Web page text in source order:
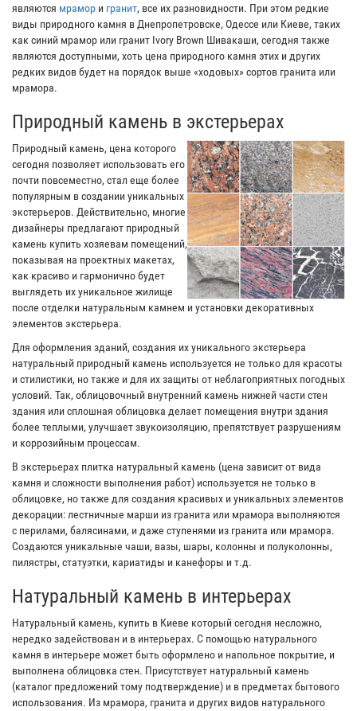
являются мрамор и гранит, все их разновидности. При этом редкие
виды природного камня в Днепропетровске, Одессе или Киеве, таких
как синий мрамор или гранит Ivory Brown Шивакаши, сегодня также
являются доступными, хоть цена природного камня этих и других
редких видов будет на порядок выше «ходовых» сортов гранита или
мрамора.
Природный камень в экстерьерах
Природный камень, цена которого
сегодня позволяет использовать его
почти повсеместно, стал еще более
популярным в создании уникальных
экстерьеров. Действительно, многие
дизайнеры предлагают природный
камень купить хозяевам помещений,
показывая на проектных макетах,
как красиво и гармонично будет
выглядеть их уникальное жилище
после отделки натуральным камнем и установки декоративных
элементов экстерьера.
Для оформления зданий, создания их уникального экстерьера
натуральный природный камень используется не только для красоты
и стилистики, но также и для их защиты от неблагоприятных погодных
условий. Так, облицовочный внутренний камень нижней части стен
здания или сплошная облицовка делает помещения внутри здания
более теплыми, улучшает звукоизоляцию, препятствует разрушениям
и коррозийным процессам.
В экстерьерах плитка натуральный камень (цена зависит от вида
камня и сложности выполнения работ) используется не только в
облицовке, но также для создания красивых и уникальных элементов
декорации: лестничные марши из гранита или мрамора выполняются
с перилами, балясинами, и даже ступенями из гранита или мрамора.
Создаются уникальные чаши, вазы, шары, колонны и полуколонны,
пилястры, статуэтки, кариатиды и канефоры и т.д.
Натуральный камень в интерьерах
Натуральный камень, купить в Киеве который сегодня несложно,
нередко задействован и в интерьерах. С помощью натурального
камня в интерьере может быть оформлено и напольное покрытие, и
выполнена облицовка стен. Присутствует натуральный камень
(каталог предложений тому подтверждение) и в предметах бытового
использования. Из мрамора, гранита и других видов натурального